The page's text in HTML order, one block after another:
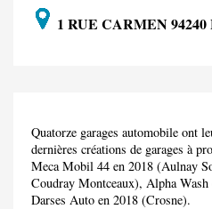
1 RUE CARMEN
Quatorze garages automobile ont
dernières créations de garages à
Meca Mobil 44 en 2018 (Aulnay
Coudray Montceaux), Alpha
Darses Auto en 2018 (Crosne).